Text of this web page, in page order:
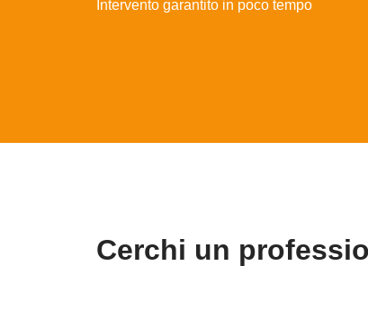
Intervento garantito in poco tempo
Cerchi un